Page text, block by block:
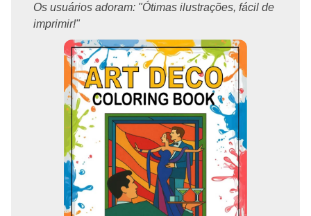
Os usuários adoram: "Ótimas ilustrações, fácil de
imprimir!"